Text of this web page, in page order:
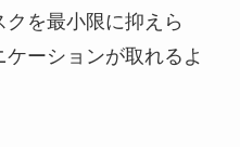
を最小限に抑えら
ーションが取れるよ